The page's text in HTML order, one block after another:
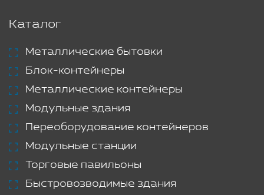
Каталог
Металлические бытовки
Блок-контейнеры
Металлические контейнеры
Модульные здания
Переоборудование контейнеров
Модульные станции
Торговые павильоны
Быстровозводимые здания